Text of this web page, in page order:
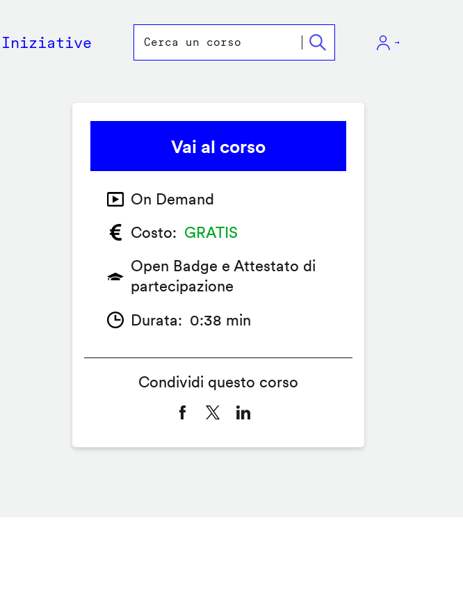
Iniziative
Vai al corso
On Demand
Costo
GRATIS
Open Badge e Attestato di
partecipazione
Durata
0:38 min
Condividi questo corso